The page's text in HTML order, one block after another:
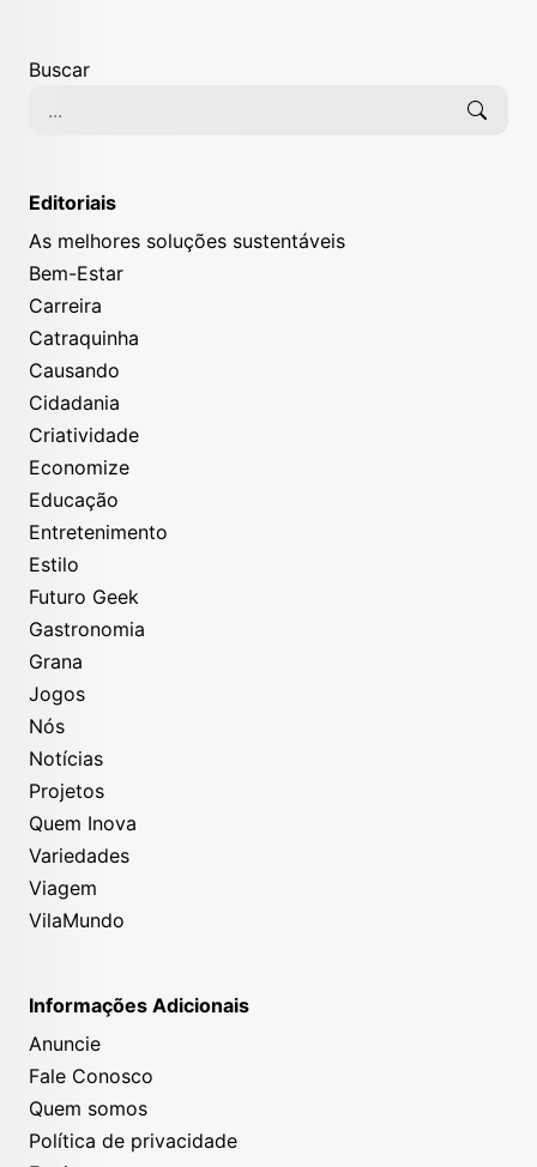
Buscar
Editoriais
As melhores soluções sustentáveis
Bem-Estar
Carreira
Catraquinha
Causando
Cidadania
Criatividade
Economize
Educação
Entretenimento
Estilo
Futuro Geek
Gastronomia
Grana
Jogos
Nós
Notícias
Projetos
Quem Inova
Variedades
Viagem
VilaMundo
Informações Adicionais
Anuncie
Fale Conosco
Quem somos
Política de privacidade